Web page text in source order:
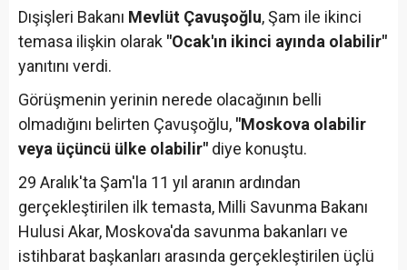
Dışişleri Bakanı Mevlüt Çavuşoğlu, Şam ile ikinci
temasa ilişkin olarak "Ocak'ın ikinci ayında olabilir"
yanıtını verdi.
Görüşmenin yerinin nerede olacağının belli
olmadığını belirten Çavuşoğlu, "Moskova olabilir
veya üçüncü ülke olabilir" diye konuştu.
29 Aralık'ta Şam'la 11 yıl aranın ardından
gerçekleştirilen ilk temasta, Milli Savunma Bakanı
Hulusi Akar, Moskova'da savunma bakanları ve
istihbarat başkanları arasında gerçekleştirilen üçlü